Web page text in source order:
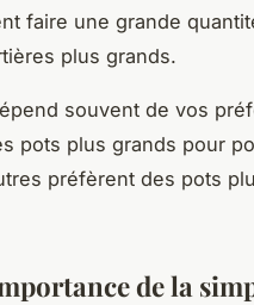
faire une grande
plus grands.
souvent de vos
pots plus grands pour
préfèrent des pots
de la